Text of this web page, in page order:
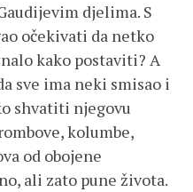
djelima. S
očekivati da netko
kako postaviti? A
sve ima neki smisao i
shvatiti njegovu
kolumbe,
od obojene
ali zato pune života.